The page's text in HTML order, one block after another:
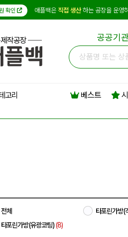
확인 애플백은 직접 생산하는 공장을 운영
작공장 공공기
고리 베스트
전체
타포린가방(
타포린가방(유광코팅)(8)